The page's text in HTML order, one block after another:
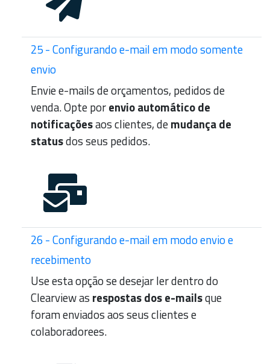
25 - Configurando e-mail em modo somente
envio
Envie e-mails de orçamentos, pedidos de
venda. Opte porenvio automático de
notificaçõesaos clientes, demudança de
statusdos seus pedidos.
26 - Configurando e-mail em modo envio e
recebimento
Use esta opção se desejar ler dentro do
Clearview as respostas dos e-mailsque
foram enviados aos seus clientes e
colaboradorees.